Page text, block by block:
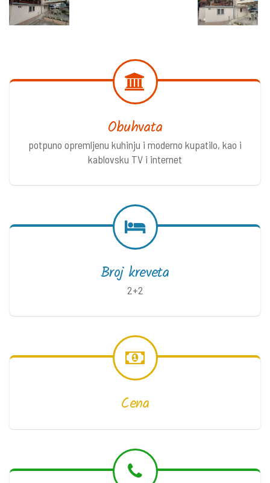
Obuhvata
potpuno opremljenu kuhinju i moderno kupatilo, kao i
kablovsku TV i internet
Broj kreveta
2+2
Cena